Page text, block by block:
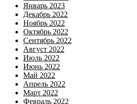
Январь 2023
Декабрь 2022
Ноябрь 2022
Октябрь 2022
Сентябрь 2022
Август 2022
Июль 2022
Июнь 2022
Май 2022
Апрель 2022
Март 2022
Февраль 2022